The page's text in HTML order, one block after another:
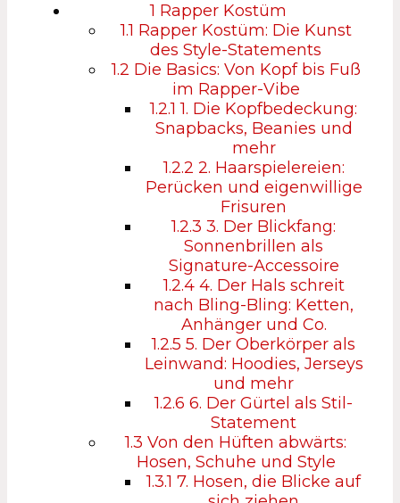
1 Rapper Kostüm
1.1 Rapper Kostüm: Die Kunst
des Style-Statements
1.2 Die Basics: Von Kopf bis Fuß
im Rapper-Vibe
1.2.1 1. Die Kopfbedeckung:
Snapbacks, Beanies und
mehr
1.2.2 2. Haarspielereien:
Perücken und eigenwillige
Frisuren
1.2.3 3. Der Blickfang:
Sonnenbrillen als
Signature-Accessoire
1.2.44. Der Hals schreit
nach Bling-Bling: Ketten,
Anhänger und Co.
1.2.5 5. Der Oberkörper als
Leinwand: Hoodies, Jerseys
und mehr
1.2.6 6. Der Gürtel als Stil-
Statement
1.3 Von den Hüften abwärts:
Hosen, Schuhe und Style
1.3.1 7. Hosen, die Blicke auf